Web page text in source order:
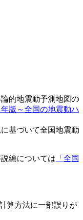
的地震動予測地図の
版～全国の地震動ハ
基づいて全国地震動
編については 「全国
算方法に一部誤りが